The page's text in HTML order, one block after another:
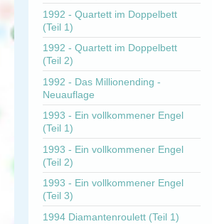
1992 - Quartett im Doppelbett
(Teil 1)
1992 - Quartett im Doppelbett
(Teil 2)
1992 - Das Millionending -
Neuauflage
1993 - Ein vollkommener Engel
(Teil 1)
1993 - Ein vollkommener Engel
(Teil 2)
1993 - Ein vollkommener Engel
(Teil 3)
1994 Diamantenroulett (Teil 1)